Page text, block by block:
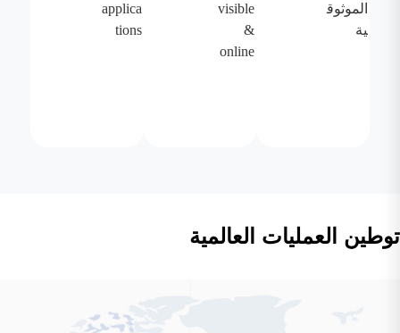
الموثوق
ية
visible
&
online
applica
tions
توطين العمليات العالمية